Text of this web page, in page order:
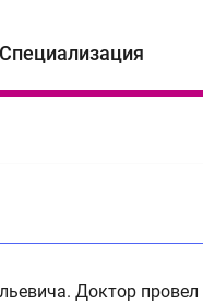
Специализация
Доктор